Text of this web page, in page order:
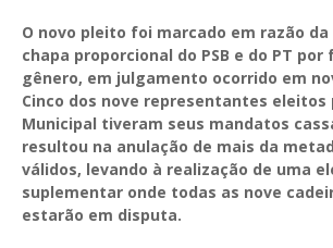
O novo pleito foi marcado em razão da
chapa proporcional do PSB e do PT
gênero, em julgamento ocorrido em
Cinco dos nove representantes eleitos
Municipal tiveram seus mandatos
resultou na anulação de mais da
válidos, levando à realização de uma
suplementar onde todas as nove
estarão em disputa.